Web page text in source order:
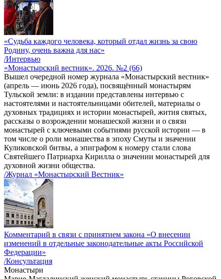
«Судьба каждого человека, который отдал жизнь за свою
Родину, очень важна для нас»
/Интервью
«Монастырский вестник». 2026. №2 (66)
Вышел очередной номер журнала «Монастырский вестник»
(апрель — июнь 2026 года), посвящённый монастырям
Тульской земли: в издании представлены интервью с
настоятелями и настоятельницами обителей, материалы о
духовных традициях и истории монастырей, жития святых,
рассказы о возрождении монашеской жизни и о связи
монастырей с ключевыми событиями русской истории — в
том числе о роли монашества в эпоху Смуты и значении
Куликовской битвы, а эпиграфом к номеру стали слова
Святейшего Патриарха Кирилла о значении монастырей для
духовной жизни общества.
/Журнал «Монастырский Вестник»
Комментарий в связи с принятием закона «О внесении
изменений в отдельные законодательные акты Российской
Федерации»
/Консультация
Монастыри